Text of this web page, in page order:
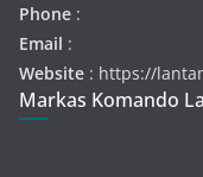
Phone :
Email :
Website : https://
Markas Komando